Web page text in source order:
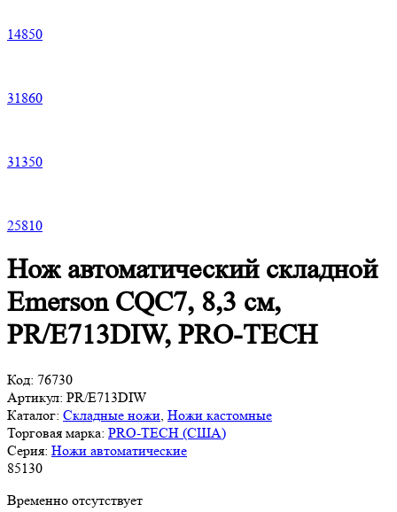
14850
31860
31350
25810
Нож автоматический складной
Emerson CQC7, 8,3 см,
PR/E713DIW, PRO-TECH
Код: 76730
Артикул: PR/E713DIW
Каталог: Складные ножи Ножи кастомные
Торговая марка: PRO-TECH (США)
Серия: Ножи автоматические
85130
Временно отсутствует